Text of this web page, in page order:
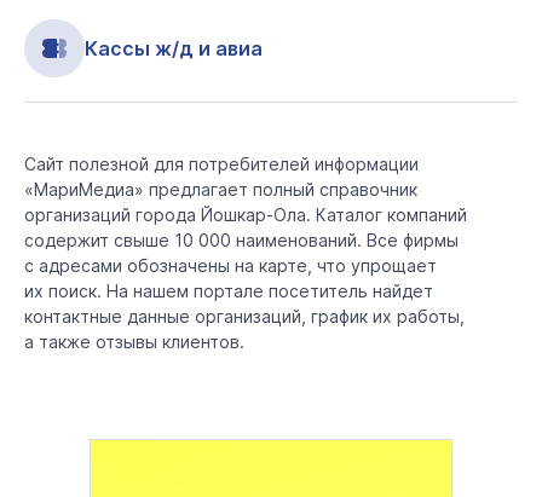
Кассы ж/д и авиа
Сайт полезной для потребителей информации
«МариМедиа» предлагает полный справочник
организаций города Йошкар-Ола. Каталог компаний
содержит свыше 10 000 наименований. Все фирмы
с адресами обозначены на карте, что упрощает
их поиск. На нашем портале посетитель найдет
контактные данные организаций, график их работы,
а также отзывы клиентов.